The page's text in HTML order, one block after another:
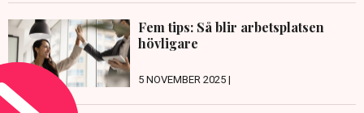
Fem tips: Så blir arbetsplatsen
hövligare
5 NOVEMBER 2025 |